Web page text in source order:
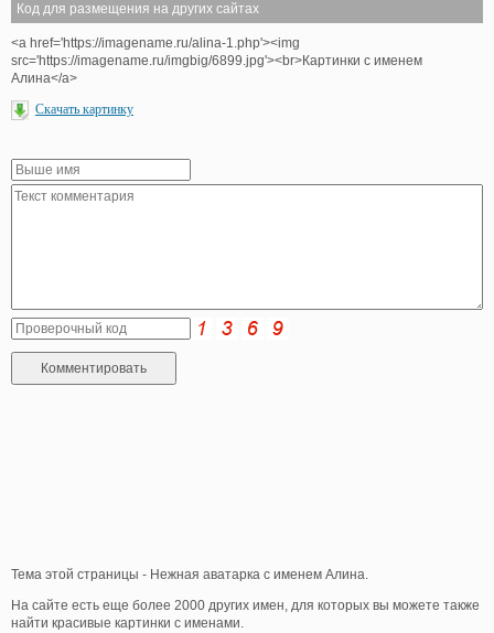
Код для размещения на других сайтах
<a href='https://imagename.ru/alina-1.php'><img
src='https://imagename.ru/imgbig/6899.jpg'><br>Картинки с именем
Алина</a>
Скачать картинку
Тема этой страницы - Нежная аватарка с именем Алина.
На сайте есть еще более 2000 других имен, для которых вы можете также
найти красивые картинки с именами.